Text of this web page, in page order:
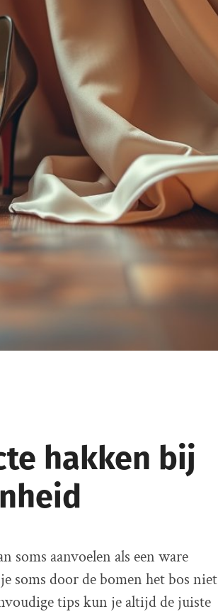
hakken bij
soms aanvoelen als een ware
soms door de bomen het bos niet
tips kun je altijd de juiste